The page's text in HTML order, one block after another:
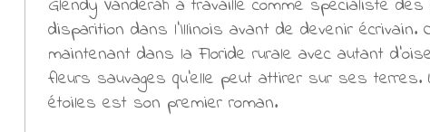
Glendy Vanderah a travaillé comme spécialiste
disparition dans l'Illinois avant de devenir écrivain.
maintenant dans la Floride rurale avec autant
fleurs sauvages qu'elle peut attirer sur ses terres.
étoiles est son premier roman.